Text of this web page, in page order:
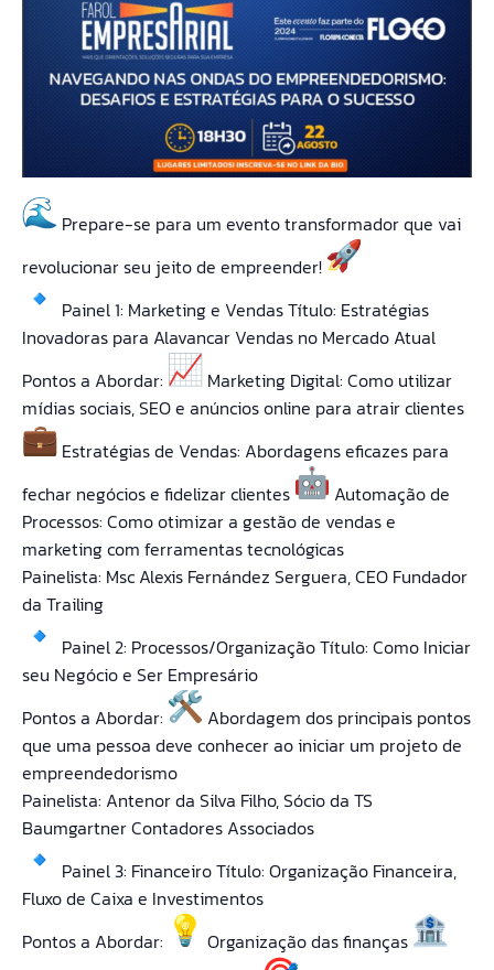
Prepare-se para um evento transformador que vai
revolucionar seu jeito de empreender!
Painel 1: Marketing e Vendas Título: Estratégias
Inovadoras para Alavancar Vendas no Mercado Atual
Pontos a Abordar:
Marketing Digital: Como utilizar
mídias sociais, SEO e anúncios online para atrair clientes
Estratégias de Vendas: Abordagens eficazes para
fechar negócios e fidelizar clientes
Automação de
Processos: Como otimizar a gestão de vendas e
marketing com ferramentas tecnológicas
Painelista: Msc Alexis Fernández Serguera, CEO Fundador
da Trailing
Painel 2: Processos/Organização Título: Como Iniciar
seu Negócio e Ser Empresário
Pontos a Abordar:
Abordagem dos principais pontos
que uma pessoa deve conhecer ao iniciar um projeto de
empreendedorismo
Painelista: Antenor da Silva Filho, Sócio da TS
Baumgartner Contadores Associados
Painel 3: Financeiro Título: Organização Financeira,
Fluxo de Caixa e Investimentos
Pontos a Abordar:
Organização das finanças